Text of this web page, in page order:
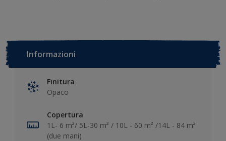
Informazioni
Finitura
Opaco
Copertura
1L- 6 m²/ 5L-30 m² / 10L - 60 m² /14L - 84 m²
(due mani)